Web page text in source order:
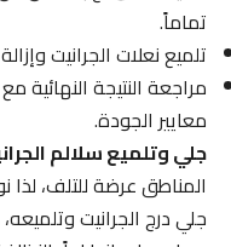
تماماً.
تلميع نعلات الجرانيت وإزالة
مراجعة النتيجة النهائية مع
معايير الجودة.
جلي وتلميع سلالم
المناطق عرضة للتلف،
جلي درج الجرانيت وتلميعه،